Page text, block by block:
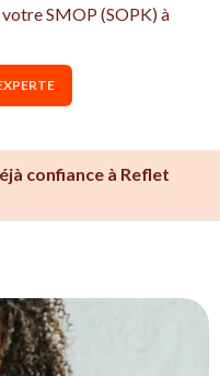
SMOP (SOPK) à
confiance à Reflet